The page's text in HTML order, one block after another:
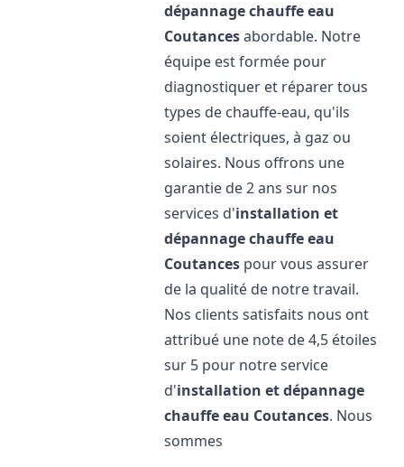
dépannage chauffe eau
Coutancesabordable. Notre
équipe est formée pour
diagnostiquer et réparer tous
types de chauffe-eau, qu'ils
soient électriques, à gaz ou
solaires. Nous offrons une
garantie de 2 ans sur nos
services d'installation et
dépannage chauffe eau
Coutances pour vous assurer
de la qualité de notre travail.
Nos clients satisfaits nous ont
attribué une note de 4,5 étoiles
sur 5 pour notre service
d'installation et dépannage
chauffe eau Coutances. Nous
sommes